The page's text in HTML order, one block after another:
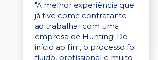
"A melhor experiência que
já tive como contratante
ao trabalhar com uma
empresa de Hunting! Do
início ao fim, o processo foi
fluido, profissional e muito